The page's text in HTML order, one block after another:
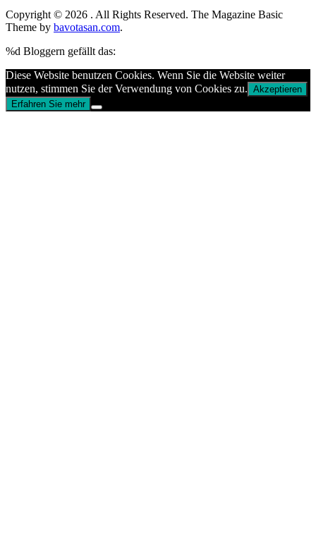
Copyright © 2026 . All Rights Reserved. The Magazine Basic
Theme by bavotasan.com.
%d Bloggern gefällt das:
Diese Website benutzen Cookies. Wenn Sie die Website weiter
nutzen, stimmen Sie der Verwendung von Cookies zu. Akzeptieren
Erfahren Sie mehr